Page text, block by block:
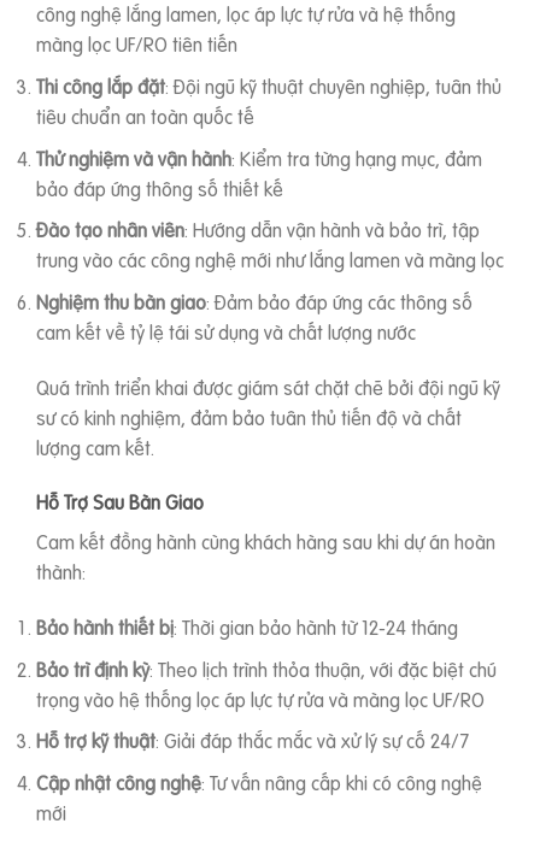
công nghệ lắng lamen, lọc áp lực tự rửa và hệ thống
màng lọc UF/RO tiên tiến
Thi công lắp đặt: Đội ngũ kỹ thuật chuyên nghiệp, tuân thủ
tiêu chuẩn an toàn quốc tế
Thử nghiệm và vận hành: Kiểm tra từng hạng mục, đảm
bảo đáp ứng thông số thiết kế
Đào tạo nhân viên: Hướng dẫn vận hành và bảo trì, tập
trung vào các công nghệ mới như lắng lamen và màng lọc
Nghiệm thu bàn giao: Đảm bảo đáp ứng các thông số
cam kết về tỷ lệ tái sử dụng và chất lượng nước
Quá trình triển khai được giám sát chặt chẽ bởi đội ngũ kỹ
sư có kinh nghiệm, đảm bảo tuân thủ tiến độ và chất
lượng cam kết.
Hỗ Trợ Sau Bàn Giao
Cam kết đồng hành cùng khách hàng sau khi dự án hoàn
thành:
Bảo hành thiết bị: Thời gian bảo hành từ 12-24 tháng
Bảo trì định kỳ: Theo lịch trình thỏa thuận, với đặc biệt chú
trọng vào hệ thống lọc áp lực tự rửa và màng lọc UF/RO
Hỗ trợ kỹ thuật: Giải đáp thắc mắc và xử lý sự cố 24/7
Cập nhật công nghệ: Tư vấn nâng cấp khi có công nghệ
mới